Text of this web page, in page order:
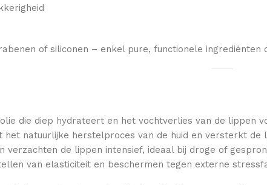
of siliconen – enkel pure, functionele ingrediënten
die diep hydrateert en het vochtverlies van de lippen
het natuurlijke herstelproces van de huid en versterkt de
verzachten de lippen intensief, ideaal bij droge of
van elasticiteit en beschermen tegen externe